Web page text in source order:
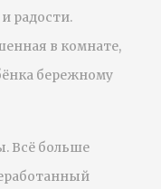
радости.
в комнате,
бережному
Всё больше